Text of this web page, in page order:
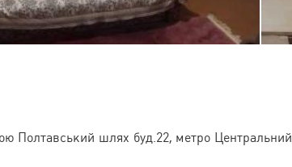
Полтавський шлях буд.22, метро Центральний